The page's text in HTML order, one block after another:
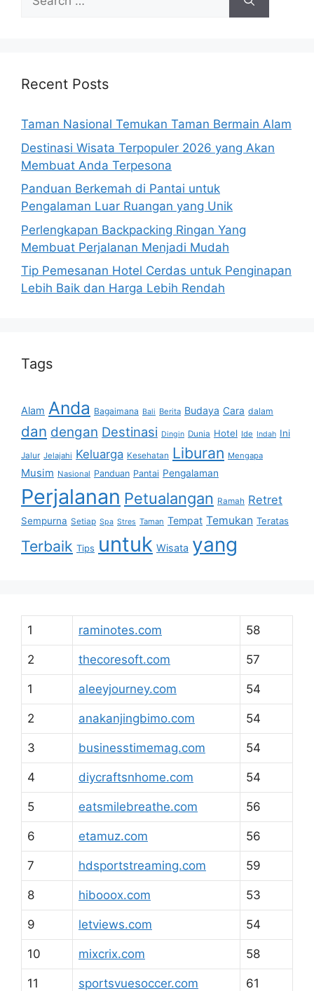
for:
Recent Posts
Taman Nasional Temukan Taman Bermain Alam
Destinasi Wisata Terpopuler 2026 yang Akan
Membuat Anda Terpesona
Panduan Berkemah di Pantai untuk
Pengalaman Luar Ruangan yang Unik
Perlengkapan Backpacking Ringan Yang
Membuat Perjalanan Menjadi Mudah
Tip Pemesanan Hotel Cerdas untuk Penginapan
Lebih Baik dan Harga Lebih Rendah
Tags
Alam Anda Bagaimana Bali Berita Budaya Cara dalam
dan dengan Destinasi Dingin Dunia Hotel Ide Indah Ini
Jalur Jelajahi Keluarga Kesehatan Liburan Mengapa
Musim Nasional Panduan Pantai Pengalaman
Perjalanan Petualangan Ramah Retret
Sempurna Setiap Spa Stres Taman Tempat Temukan Teratas
Terbaik Tips untuk Wisata yang
1 raminotes.com 58
2 thecoresoft.com 57
1 aleeyjourney.com 54
2 anakanjingbimo.com 54
3 businesstimemag.com 54
4 diycraftsnhome.com 54
5 eatsmilebreathe.com 56
6 etamuz.com 56
7 hdsportstreaming.com 59
8 hibooox.com 53
9 letviews.com 54
10 mixcrix.com 58
11 sportsvuesoccer.com 61